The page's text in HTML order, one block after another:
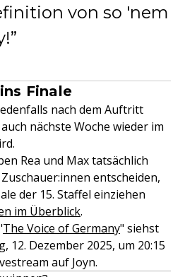
von so 'nem
Finale
nach dem Auftritt
nächste Woche wieder im
Rea und Max tatsächlich
entscheiden,
der 15. Staffel einziehen
im Überblick.
The Voice of Germany" siehst
12. Dezember 2025, um 20:15
auf Joyn.